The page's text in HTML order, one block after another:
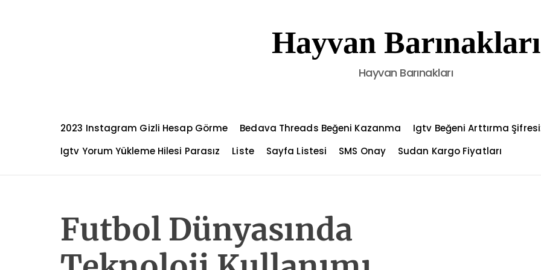
t
Hayvan Barınakları
Hayvan Barınakları
2023 Instagram Gizli Hesap Görme Bedava Threads Beğeni Kazanma
Igtv Beğeni Arttırma
Igtv Yorum Yükleme Hilesi Parasız
Liste Sayfa Listesi SMS Onay Sudan Kargo Fiyatları
Futbol Dünyasında